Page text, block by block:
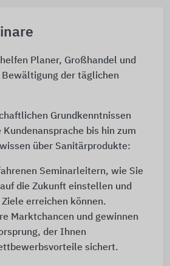
helfen Planer, Großhandel und
der täglichen
Grundkenntnissen
Kundenansprache bis hin zum
über Sanitärprodukte:
Seminarleitern, wie Sie
die Zukunft einstellen und
erreichen können.
Marktchancen und gewinnen
der Ihnen
sichert.